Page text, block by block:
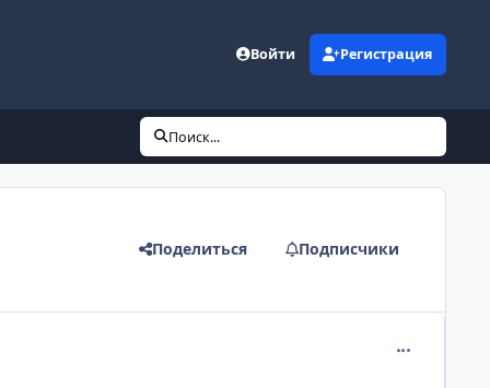
Войти Регистрация
Поиск...
Поделиться Подписчики